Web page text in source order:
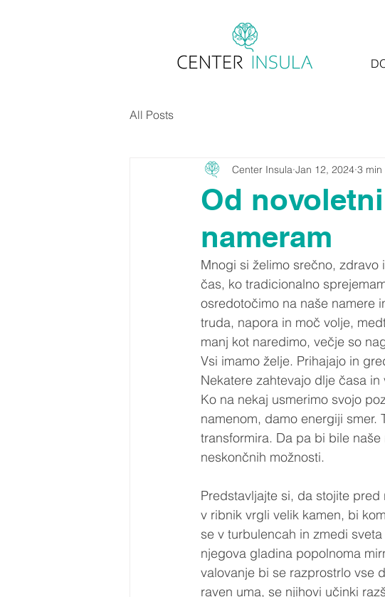
All Posts
Od
nameram
Center Insula Jan 12, 2024 3 min
Mnogi si želimo srečno, zdravo
čas, ko tradicionalno
osredotočimo na naše namere
truda, napora in moč volje,
manj kot naredimo, večje so
Vsi imamo želje. Prihajajo in
Nekatere zahtevajo dlje časa
Ko na nekaj usmerimo svojo
namenom, damo energiji smer.
transformira. Da pa bi bile
neskončnih možnosti.
Predstavljajte si, da stojite
v ribnik vrgli velik kamen, bi
se v turbulencah in zmedi
njegova gladina popolnoma
valovanje bi se razprostrlo vse
raven uma, se njihovi učinki